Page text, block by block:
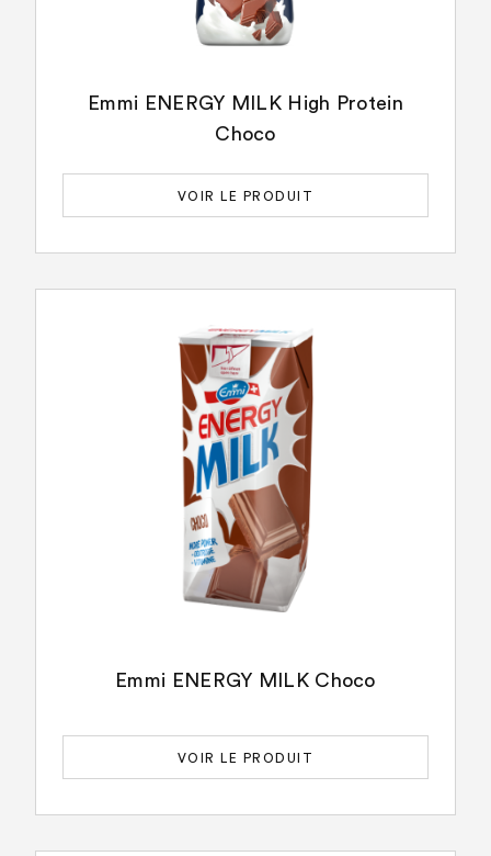
Emmi ENERGY MILK High Protein
Choco
VOIR LE PRODUIT
Emmi ENERGY MILK Choco
VOIR LE PRODUIT